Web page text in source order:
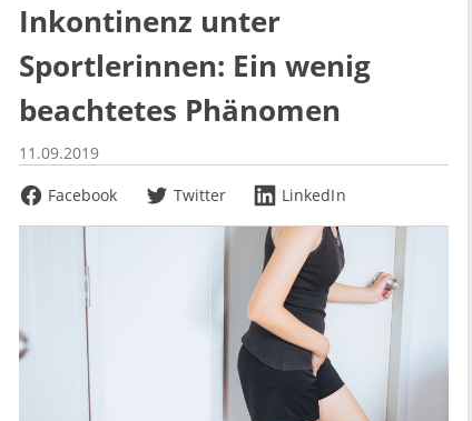
Inkontinenz unter
Sportlerinnen: Ein wenig
beachtetes Phänomen
11.09.2019
Facebook
Twitter LinkedIn